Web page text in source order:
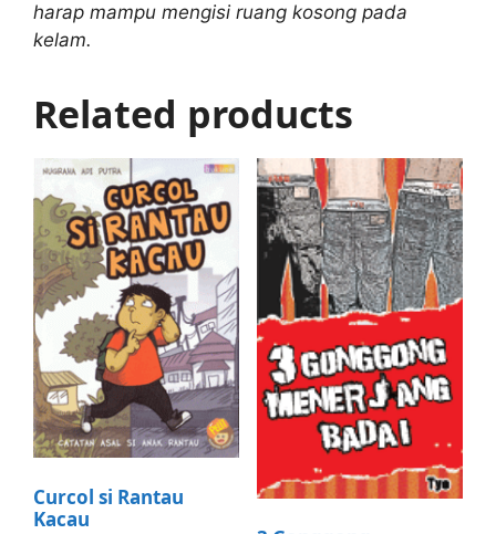
harap mampu mengisi ruang kosong pada
kelam.
Related products
Curcol si Rantau
Kacau